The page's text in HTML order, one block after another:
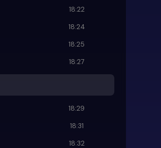
18:22
18:24
18:25
18:27
18:29
18:31
18:32